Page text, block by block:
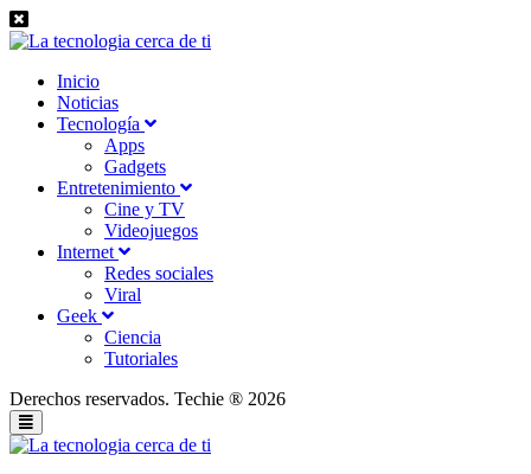
Inicio
Noticias
Tecnología
Apps
Gadgets
Entretenimiento
Cine y TV
Videojuegos
Internet
Redes sociales
Viral
Geek
Ciencia
Tutoriales
Derechos reservados. Techie ® 2026